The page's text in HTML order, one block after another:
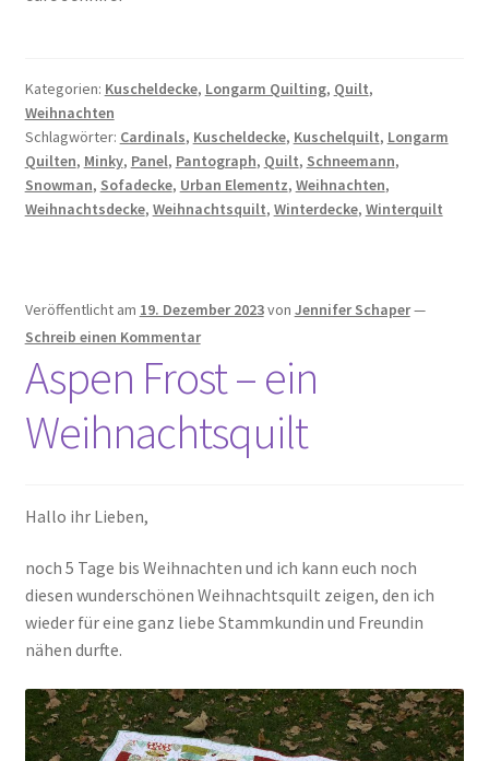
Kategorien: Kuscheldecke, Longarm Quilting, Quilt,
Weihnachten
Schlagwörter: Cardinals, Kuscheldecke, Kuschelquilt, Longarm
Quilten, Minky, Panel, Pantograph, Quilt, Schneemann,
Snowman, Sofadecke, Urban Elementz, Weihnachten,
Weihnachtsdecke, Weihnachtsquilt, Winterdecke, Winterquilt
Veröffentlicht am 19. Dezember 2023von Jennifer Schaper—
Schreib einen Kommentar
Aspen Frost – ein
Weihnachtsquilt
Hallo ihr Lieben,
noch 5 Tage bis Weihnachten und ich kann euch noch
diesen wunderschönen Weihnachtsquilt zeigen, den ich
wieder für eine ganz liebe Stammkundin und Freundin
nähen durfte.